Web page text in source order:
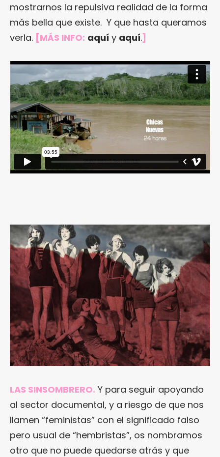
mostrarnos la repulsiva realidad de la forma
más bella que existe. Y que hasta queramos
verla. [MÁS INFO: aquí y aquí.]
LAS SINSOMBRERO. Y para seguir apoyando
al sector documental, y a riesgo de que nos
llamen “feministas” con el significado falso
pero usual de “hembristas”, os nombramos
otro que no puede quedarse atrás y que